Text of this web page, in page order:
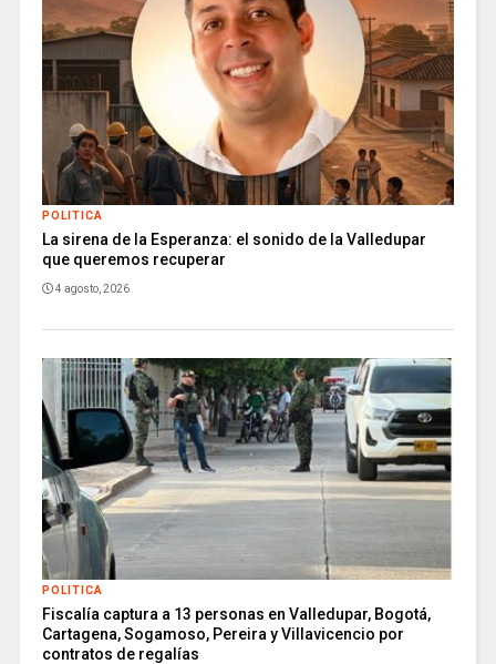
POLITICA
La sirena de la Esperanza: el sonido de la Valledupar
que queremos recuperar
4 agosto, 2026
POLITICA
Fiscalía captura a 13 personas en Valledupar, Bogotá,
Cartagena, Sogamoso, Pereira y Villavicencio por
contratos de regalías